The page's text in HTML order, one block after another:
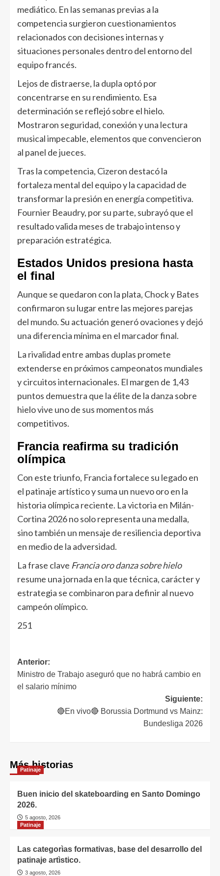
mediático. En las semanas previas a la
competencia surgieron cuestionamientos
relacionados con decisiones internas y
situaciones personales dentro del entorno del
equipo francés.
Lejos de distraerse, la dupla optó por
concentrarse en su rendimiento. Esa
determinación se reflejó sobre el hielo.
Mostraron seguridad, conexión y una lectura
musical impecable, elementos que convencieron
al panel de jueces.
Tras la competencia, Cizeron destacó la
fortaleza mental del equipo y la capacidad de
transformar la presión en energía competitiva.
Fournier Beaudry, por su parte, subrayó que el
resultado valida meses de trabajo intenso y
preparación estratégica.
Estados Unidos presiona hasta
el final
Aunque se quedaron con la plata, Chock y Bates
confirmaron su lugar entre las mejores parejas
del mundo. Su actuación generó ovaciones y dejó
una diferencia mínima en el marcador final.
La rivalidad entre ambas duplas promete
extenderse en próximos campeonatos mundiales
y circuitos internacionales. El margen de 1,43
puntos demuestra que la élite de la danza sobre
hielo vive uno de sus momentos más
competitivos.
Francia reafirma su tradición
olímpica
Con este triunfo, Francia fortalece su legado en
el patinaje artístico y suma un nuevo oro en la
historia olímpica reciente. La victoria en Milán-
Cortina 2026 no solo representa una medalla,
sino también un mensaje de resiliencia deportiva
en medio de la adversidad.
La frase clave Francia oro danza sobre hielo
resume una jornada en la que técnica, carácter y
estrategia se combinaron para definir al nuevo
campeón olímpico.
251
Anterior:
Ministro de Trabajo aseguró que no habrá cambio en
el salario mínimo
Siguiente:
🔴En vivo🔴 Borussia Dortmund vs Mainz:
Bundesliga 2026
Más historias
Patinaje
Buen inicio del skateboarding en Santo Domingo
2026.
5 agosto, 2026
Patinaje
Las categorìas formativas, base del desarrollo del
patinaje artìstico.
3 agosto, 2026